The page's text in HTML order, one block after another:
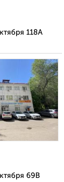
118А
69В